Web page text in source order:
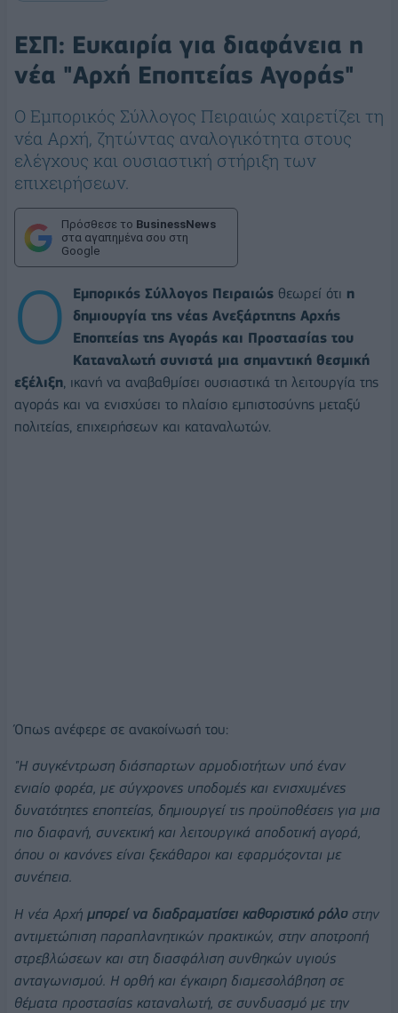
ΕΣΠ: Ευκαιρία για διαφάνεια η
νέα "Αρχή Εποπτείας Αγοράς"
Ο Εμπορικός Σύλλογος Πειραιώς χαιρετίζει τη
νέα Αρχή, ζητώντας αναλογικότητα στους
ελέγχους και ουσιαστική στήριξη των
επιχειρήσεων.
Πρόσθεσε το BusinessNews
στα αγαπημένα σου στη
Google
Ο Εμπορικός Σύλλογος Πειραιώς θεωρεί ότι η
δημιουργία της νέας Ανεξάρτητης Αρχής
Εποπτείας της Αγοράς και Προστασίας του
Καταναλωτή συνιστά μια σημαντική θεσμική
εξέλιξη, ικανή να αναβαθμίσει ουσιαστικά τη λειτουργία της
αγοράς και να ενισχύσει το πλαίσιο εμπιστοσύνης μεταξύ
πολιτείας, επιχειρήσεων και καταναλωτών.
Όπως ανέφερε σε ανακοίνωσή του:
"Η συγκέντρωση διάσπαρτων αρμοδιοτήτων υπό έναν
ενιαίο φορέα, με σύγχρονες υποδομές και ενισχυμένες
δυνατότητες εποπτείας, δημιουργεί τις προϋποθέσεις για μια
πιο διαφανή, συνεκτική και λειτουργικά αποδοτική αγορά,
όπου οι κανόνες είναι ξεκάθαροι και εφαρμόζονται με
συνέπεια.
Η νέα Αρχή μπορεί να διαδραματίσει καθοριστικό ρόλοστην
αντιμετώπιση παραπλανητικών πρακτικών, στην αποτροπή
στρεβλώσεων και στη διασφάλιση συνθηκών υγιούς
ανταγωνισμού. Η ορθή και έγκαιρη διαμεσολάβηση σε
θέματα προστασίας καταναλωτή, σε συνδυασμό με την